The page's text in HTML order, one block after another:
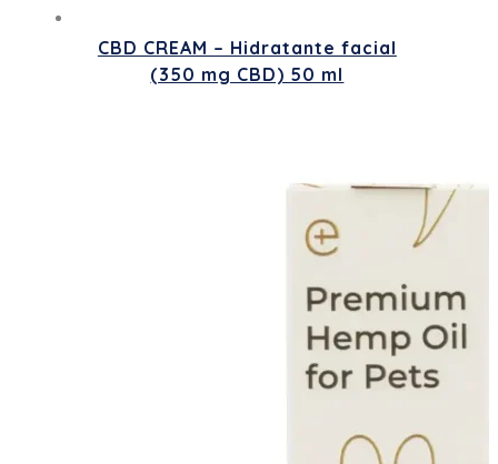
CBD CREAM – Hidratante facial
(350 mg CBD) 50 ml